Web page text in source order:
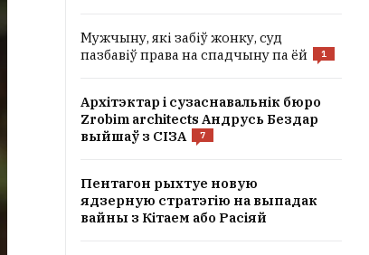
Мужчыну, які забіў жонку, суд
пазбавіў права на спадчыну па ёй
1
Архітэктар і сузаснавальнік бюро
Zrobim architects Андрусь Бездар
выйшаў з СІЗА
7
Пентагон рыхтуе новую
ядзерную стратэгію на выпадак
вайны з Кітаем або Расіяй